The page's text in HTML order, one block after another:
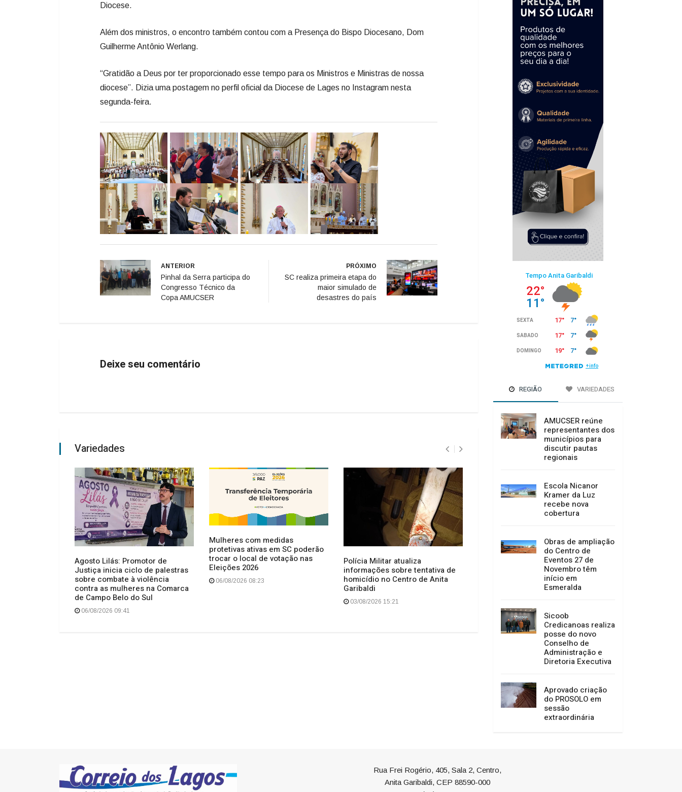
Diocese.
Além dos ministros, o encontro também contou com a Presença do Bispo Diocesano, Dom
Guilherme Antônio Werlang.
“Gratidão a Deus por ter proporcionado esse tempo para os Ministros e Ministras de nossa
diocese”. Dizia uma postagem no perfil oficial da Diocese de Lages no Instagram nesta
segunda-feira.
ANTERIOR
Pinhal da Serra participa do
Congresso Técnico da
Copa AMUCSER
PRÓXIMO
SC realiza primeira etapa do
maior simulado de
desastres do país
Deixe seu comentário
Variedades
Agosto Lilás: Promotor de
Justiça inicia ciclo de palestras
sobre combate à violência
contra as mulheres na Comarca
de Campo Belo do Sul
06/08/2026 09:41
Mulheres com medidas
protetivas ativas em SC poderão
trocar o local de votação nas
Eleições 2026
06/08/2026 08:23
Polícia Militar atualiza
informações sobre tentativa de
homicídio no Centro de Anita
Garibaldi
03/08/2026 15:21
Caminhão perde os freios e bate
contra paredão de pedras na SC
- 452 em Anita Garibaldi
REGIÃO VARIEDADES
AMUCSER reúne
representantes dos
municípios para
discutir pautas
regionais
Escola Nicanor
Kramer da Luz
recebe nova
cobertura
Obras de ampliação
do Centro de
Eventos 27 de
Novembro têm
início em
Esmeralda
Sicoob
Credicanoas realiza
posse do novo
Conselho de
Administração e
Diretoria Executiva
Aprovado criação
do PROSOLO em
sessão
extraordinária
Rua Frei Rogério, 405, Sala 2, Centro,
Anita Garibaldi, CEP 88590-000